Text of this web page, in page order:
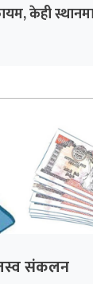
केही स्थानमा
संकलन